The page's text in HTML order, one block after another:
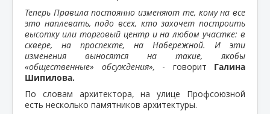
Теперь Правила постоянно изменяют те, кому на все
это наплевать, подо всех, кто захочет построить
высотку или торговый центр и на любом участке: в
сквере, на проспекте, на Набережной. И эти
изменения выносятся на такие, якобы
«общественные» обсуждения», - говорит Галина
Шипилова.
По словам архитектора, на улице Профсоюзной
есть несколько памятников архитектуры.